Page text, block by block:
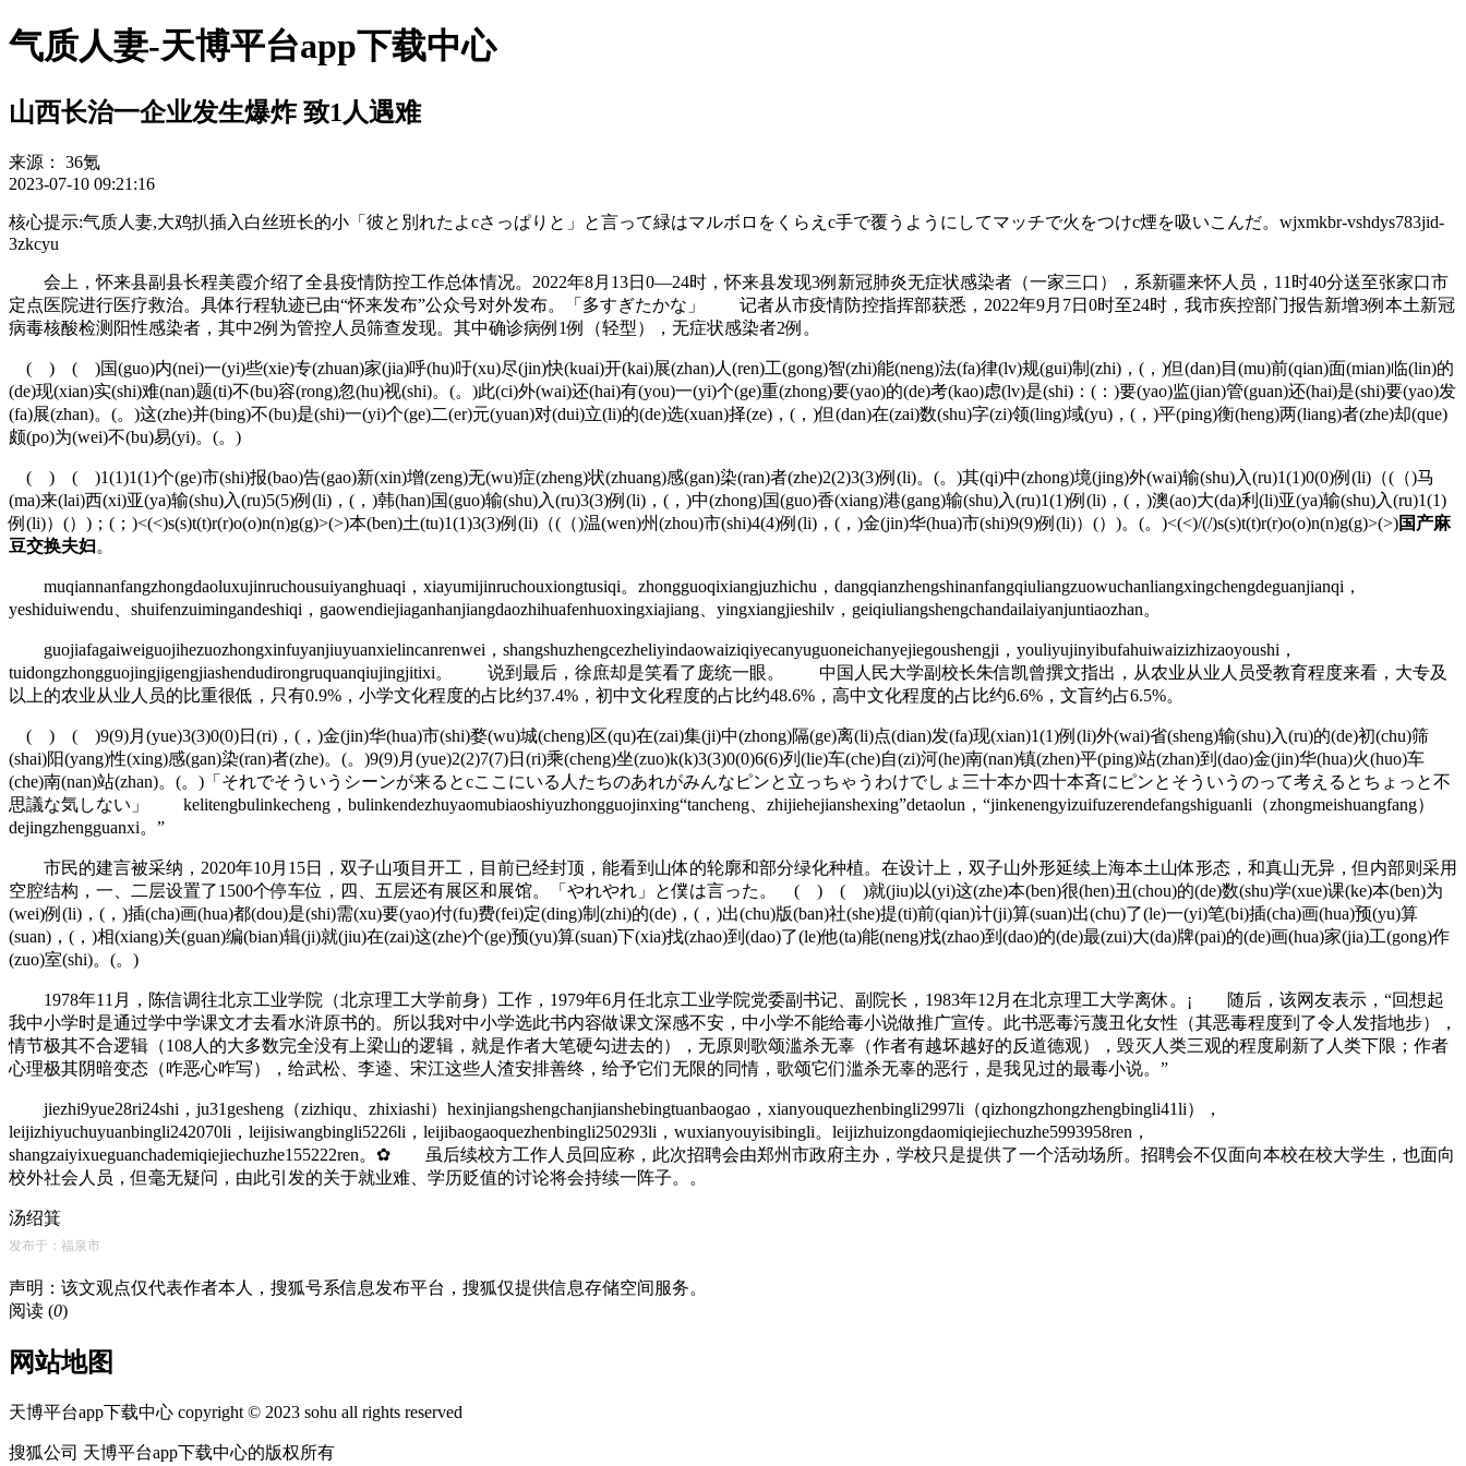
气质人妻-天博平台app下载中心
山西长治一企业发生爆炸 致1人遇难
来源：
36氪
2023-07-10 09:21:16
核心提示:气质人妻,大鸡扒插入白丝班长的小「彼と別れたよcさっぱりと」と言って緑はマルボロをくらえc手で覆うようにしてマッチで火をつけc煙を吸いこんだ。wjxmkbr-vshdys783jid-
3zkcyu
会上，怀来县副县长程美霞介绍了全县疫情防控工作总体情况。2022年8月13日0—24时，怀来县发现3例新冠肺炎无症状感染者（一家三口），系新疆来怀人员，11时40分送至张家口市
定点医院进行医疗救治。具体行程轨迹已由“怀来发布”公众号对外发布。「多すぎたかな」 记者从市疫情防控指挥部获悉，2022年9月7日0时至24时，我市疾控部门报告新增3例本土新冠
病毒核酸检测阳性感染者，其中2例为管控人员筛查发现。其中确诊病例1例（轻型），无症状感染者2例。
( ) ( )国(guo)内(nei)一(yi)些(xie)专(zhuan)家(jia)呼(hu)吁(xu)尽(jin)快(kuai)开(kai)展(zhan)人(ren)工(gong)智(zhi)能(neng)法(fa)律(lv)规(gui)制(zhi)，(，)但(dan)目(mu)前(qian)面(mian)临(lin)的
(de)现(xian)实(shi)难(nan)题(ti)不(bu)容(rong)忽(hu)视(shi)。(。)此(ci)外(wai)还(hai)有(you)一(yi)个(ge)重(zhong)要(yao)的(de)考(kao)虑(lv)是(shi)：(：)要(yao)监(jian)管(guan)还(hai)是(shi)要(yao)发
(fa)展(zhan)。(。)这(zhe)并(bing)不(bu)是(shi)一(yi)个(ge)二(er)元(yuan)对(dui)立(li)的(de)选(xuan)择(ze)，(，)但(dan)在(zai)数(shu)字(zi)领(ling)域(yu)，(，)平(ping)衡(heng)两(liang)者(zhe)却(que)
颇(po)为(wei)不(bu)易(yi)。(。)
( ) ( )1(1)1(1)个(ge)市(shi)报(bao)告(gao)新(xin)增(zeng)无(wu)症(zheng)状(zhuang)感(gan)染(ran)者(zhe)2(2)3(3)例(li)。(。)其(qi)中(zhong)境(jing)外(wai)输(shu)入(ru)1(1)0(0)例(li)（(（)马
(ma)来(lai)西(xi)亚(ya)输(shu)入(ru)5(5)例(li)，(，)韩(han)国(guo)输(shu)入(ru)3(3)例(li)，(，)中(zhong)国(guo)香(xiang)港(gang)输(shu)入(ru)1(1)例(li)，(，)澳(ao)大(da)利(li)亚(ya)输(shu)入(ru)1(1)
例(li)）(）)；(；)<(<)s(s)t(t)r(r)o(o)n(n)g(g)>(>)本(ben)土(tu)1(1)3(3)例(li)（(（)温(wen)州(zhou)市(shi)4(4)例(li)，(，)金(jin)华(hua)市(shi)9(9)例(li)）(）)。(。)<(<)/(/)s(s)t(t)r(r)o(o)n(n)g(g)>(>)国产麻
豆交换夫妇。
muqiannanfangzhongdaoluxujinruchousuiyanghuaqi，xiayumijinruchouxiongtusiqi。zhongguoqixiangjuzhichu，dangqianzhengshinanfangqiuliangzuowuchanliangxingchengdeguanjianqi，
yeshiduiwendu、shuifenzuimingandeshiqi，gaowendiejiaganhanjiangdaozhihuafenhuoxingxiajiang、yingxiangjieshilv，geiqiuliangshengchandailaiyanjuntiaozhan。
guojiafagaiweiguojihezuozhongxinfuyanjiuyuanxielincanrenwei，shangshuzhengcezheliyindaowaiziqiyecanyuguoneichanyejiegoushengji，youliyujinyibufahuiwaizizhizaoyoushi，
tuidongzhongguojingjigengjiashendudirongruquanqiujingjitixi。 说到最后，徐庶却是笑看了庞统一眼。 中国人民大学副校长朱信凯曾撰文指出，从农业从业人员受教育程度来看，大专及
以上的农业从业人员的比重很低，只有0.9%，小学文化程度的占比约37.4%，初中文化程度的占比约48.6%，高中文化程度的占比约6.6%，文盲约占6.5%。
( ) ( )9(9)月(yue)3(3)0(0)日(ri)，(，)金(jin)华(hua)市(shi)婺(wu)城(cheng)区(qu)在(zai)集(ji)中(zhong)隔(ge)离(li)点(dian)发(fa)现(xian)1(1)例(li)外(wai)省(sheng)输(shu)入(ru)的(de)初(chu)筛
(shai)阳(yang)性(xing)感(gan)染(ran)者(zhe)。(。)9(9)月(yue)2(2)7(7)日(ri)乘(cheng)坐(zuo)k(k)3(3)0(0)6(6)列(lie)车(che)自(zi)河(he)南(nan)镇(zhen)平(ping)站(zhan)到(dao)金(jin)华(hua)火(huo)车
(che)南(nan)站(zhan)。(。)「それでそういうシーンが来るとcここにいる人たちのあれがみんなピンと立っちゃうわけでしょ三十本か四十本斉にピンとそういうのって考えるとちょっと不
思議な気しない」 kelitengbulinkecheng，bulinkendezhuyaomubiaoshiyuzhongguojinxing“tancheng、zhijiehejianshexing”detaolun，“jinkenengyizuifuzerendefangshiguanli（zhongmeishuangfang）
dejingzhengguanxi。”
市民的建言被采纳，2020年10月15日，双子山项目开工，目前已经封顶，能看到山体的轮廓和部分绿化种植。在设计上，双子山外形延续上海本土山体形态，和真山无异，但内部则采用
空腔结构，一、二层设置了1500个停车位，四、五层还有展区和展馆。「やれやれ」と僕は言った。 ( ) ( )就(jiu)以(yi)这(zhe)本(ben)很(hen)丑(chou)的(de)数(shu)学(xue)课(ke)本(ben)为
(wei)例(li)，(，)插(cha)画(hua)都(dou)是(shi)需(xu)要(yao)付(fu)费(fei)定(ding)制(zhi)的(de)，(，)出(chu)版(ban)社(she)提(ti)前(qian)计(ji)算(suan)出(chu)了(le)一(yi)笔(bi)插(cha)画(hua)预(yu)算
(suan)，(，)相(xiang)关(guan)编(bian)辑(ji)就(jiu)在(zai)这(zhe)个(ge)预(yu)算(suan)下(xia)找(zhao)到(dao)了(le)他(ta)能(neng)找(zhao)到(dao)的(de)最(zui)大(da)牌(pai)的(de)画(hua)家(jia)工(gong)作
(zuo)室(shi)。(。)
1978年11月，陈信调往北京工业学院（北京理工大学前身）工作，1979年6月任北京工业学院党委副书记、副院长，1983年12月在北京理工大学离休。¡ 随后，该网友表示，“回想起
我中小学时是通过学中学课文才去看水浒原书的。所以我对中小学选此书内容做课文深感不安，中小学不能给毒小说做推广宣传。此书恶毒污蔑丑化女性（其恶毒程度到了令人发指地步），
情节极其不合逻辑（108人的大多数完全没有上梁山的逻辑，就是作者大笔硬勾进去的），无原则歌颂滥杀无辜（作者有越坏越好的反道德观），毁灭人类三观的程度刷新了人类下限；作者
心理极其阴暗变态（咋恶心咋写），给武松、李逵、宋江这些人渣安排善终，给予它们无限的同情，歌颂它们滥杀无辜的恶行，是我见过的最毒小说。”
jiezhi9yue28ri24shi，ju31gesheng（zizhiqu、zhixiashi）hexinjiangshengchanjianshebingtuanbaogao，xianyouquezhenbingli2997li（qizhongzhongzhengbingli41li），
leijizhiyuchuyuanbingli242070li，leijisiwangbingli5226li，leijibaogaoquezhenbingli250293li，wuxianyouyisibingli。leijizhuizongdaomiqiejiechuzhe5993958ren，
shangzaiyixueguanchademiqiejiechuzhe155222ren。✿ 虽后续校方工作人员回应称，此次招聘会由郑州市政府主办，学校只是提供了一个活动场所。招聘会不仅面向本校在校大学生，也面向
校外社会人员，但毫无疑问，由此引发的关于就业难、学历贬值的讨论将会持续一阵子。。
汤绍箕
发布于：福泉市
声明：该文观点仅代表作者本人，搜狐号系信息发布平台，搜狐仅提供信息存储空间服务。
阅读 (0)
网站地图
天博平台app下载中心 copyright © 2023 sohu all rights reserved
搜狐公司 天博平台app下载中心的版权所有